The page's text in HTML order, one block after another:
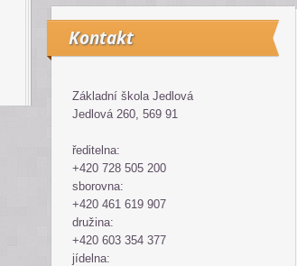
Kontakt
Základní škola Jedlová
Jedlová 260, 569 91
ředitelna:
+420 728 505 200
sborovna:
+420 461 619 907
družina:
+420 603 354 377
jídelna: